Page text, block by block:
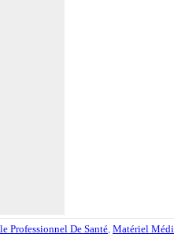
Professionnel De Santé Matériel